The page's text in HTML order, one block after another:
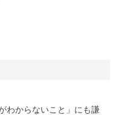
わからないこと」にも謙